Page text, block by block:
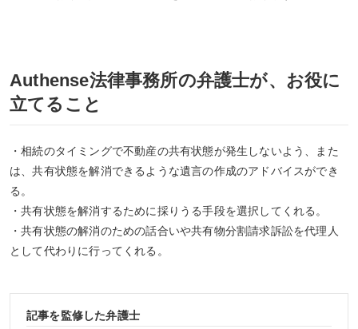
Authense法律事務所の弁護士が、お役に
立てること
・相続のタイミングで不動産の共有状態が発生しないよう、また
は、共有状態を解消できるような遺言の作成のアドバイスができ
る。
・共有状態を解消するために採りうる手段を選択してくれる。
・共有状態の解消のための話合いや共有物分割請求訴訟を代理人
として代わりに行ってくれる。
記事を監修した弁護士